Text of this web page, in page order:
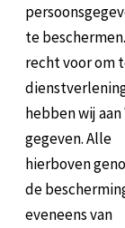
te
recht voor om
hebben wij
gegeven. Alle
hierboven
de
eveneens van